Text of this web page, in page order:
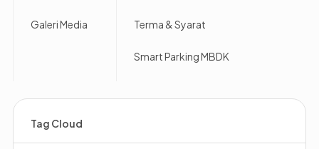
Galeri Media Terma & Syarat
Smart Parking MBDK
Tag Cloud